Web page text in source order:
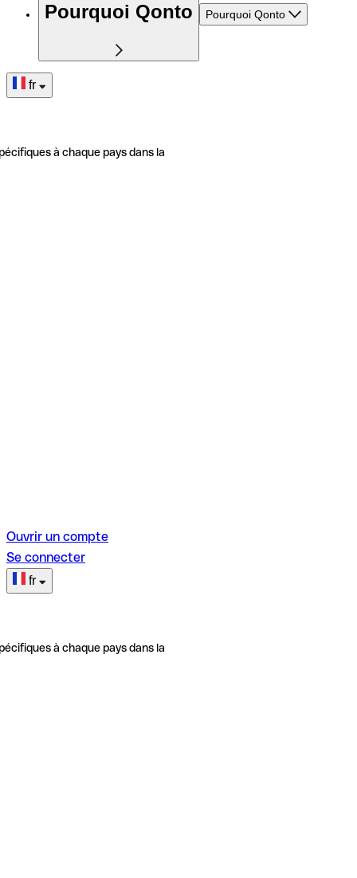
Pourquoi Qonto Pourquoi Qonto
fr
à chaque pays dans la
Ouvrir un compte
Se connecter
fr
à chaque pays dans la